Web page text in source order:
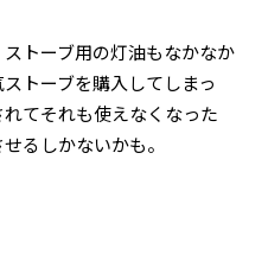
トーブ用の灯油もなかなか
トーブを購入してしまっ
てそれも使えなくなった
るしかないかも。